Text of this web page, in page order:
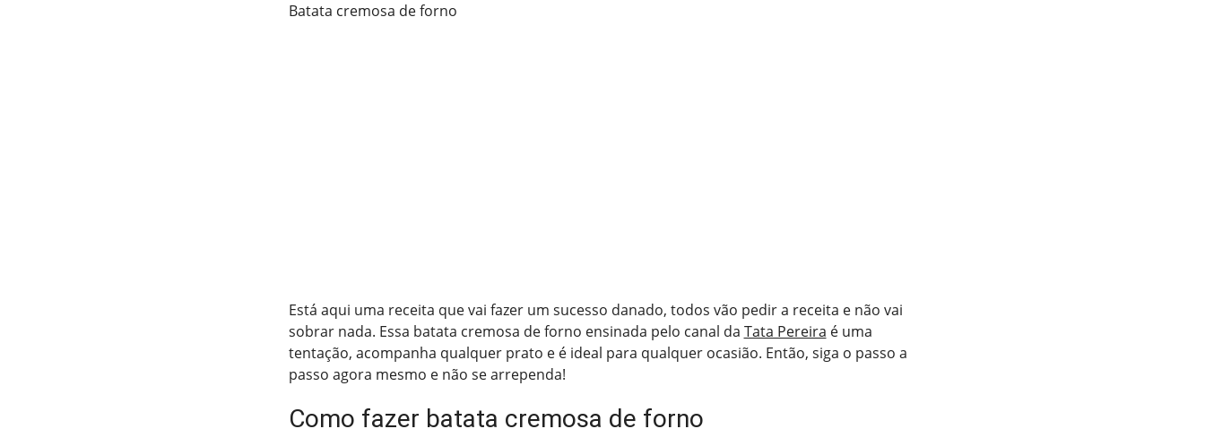
Batata cremosa de forno
Está aqui uma receita que vai fazer um sucesso danado, todos vão pedir a receita e não vai
sobrar nada. Essa batata cremosa de forno ensinada pelo canal da Tata Pereira é uma
tentação, acompanha qualquer prato e é ideal para qualquer ocasião. Então, siga o passo a
passo agora mesmo e não se arrependa!
Como fazer batata cremosa de forno